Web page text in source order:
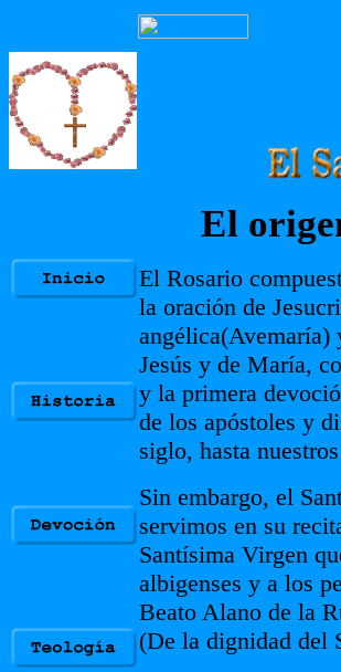
El
El Rosario
la oración de
angélica(Avemaría)
Jesús y de María,
y la primera
de los apóstoles y
siglo, hasta
Sin embargo, el
servimos en su
Santísima Virgen
albigenses y a los
Beato Alano de la
(De la dignidad del